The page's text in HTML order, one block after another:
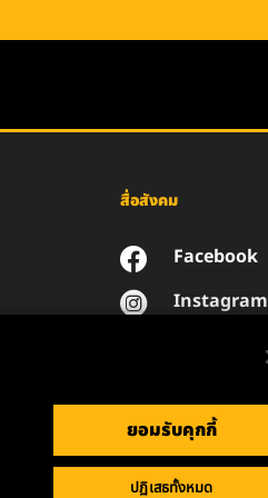
สื่อสังคม
Facebook
Instagram
ยอมรับคุกกี้
ปฏิเสธทั้งหมด